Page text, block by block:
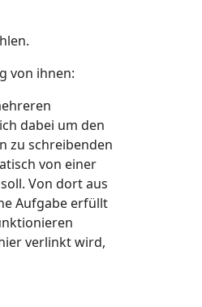
von ihnen:
dabei um den
zu schreibenden
von einer
Von dort aus
Aufgabe erfüllt
verlinkt wird,